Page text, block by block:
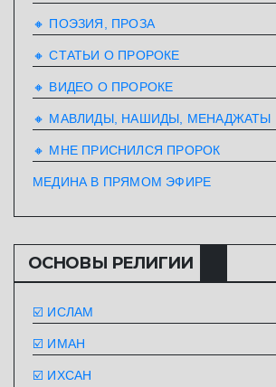
🔸 ПОЭЗИЯ, ПРОЗА
🔸 СТАТЬИ О ПРОРОКЕ
🔸 ВИДЕО О ПРОРОКЕ
🔸 МАВЛИДЫ, НАШИДЫ, МЕНАДЖАТЫ
🔸 МНЕ ПРИСНИЛСЯ ПРОРОК
МЕДИНА В ПРЯМОМ ЭФИРЕ
ОСНОВЫ РЕЛИГИИ
☑️ ИСЛАМ
☑️ ИМАН
☑️ ИХСАН